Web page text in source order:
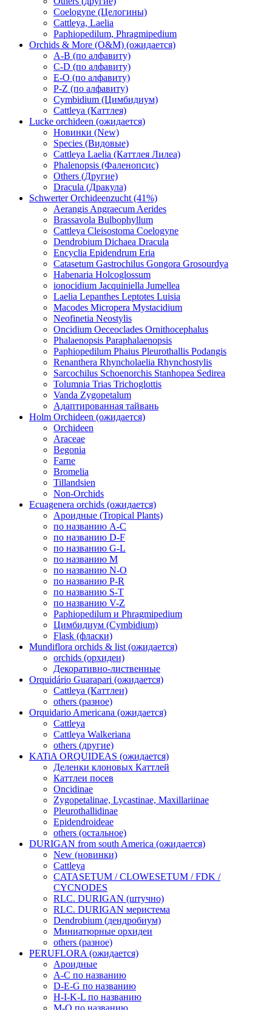
Coelogyne (Целогины)
Cattleya, Laelia
Paphiopedilum, Phragmipedium
Orchids & More (O&M) (ожидается)
A-B (по алфавиту)
C-D (по алфавиту)
E-O (по алфавиту)
P-Z (по алфавиту)
Cymbidium (Цимбидиум)
Cattleya (Каттлея)
Lucke orchideen (ожидается)
Новинки (New)
Species (Видовые)
Cattleya Laelia (Каттлея Лилеа)
Phalenopsis (Фаленопсис)
Others (Другие)
Dracula (Дракула)
Schwerter Orchideenzucht (41%)
Aerangis Angraecum Aerides
Brassavola Bulbophyllum
Cattleya Cleisostoma Coelogyne
Dendrobium Dichaea Dracula
Encyclia Epidendrum Eria
Catasetum Gastrochilus Gongora Grosourdya
Habenaria Holcoglossum
ionocidium Jacquiniella Jumellea
Laelia Lepanthes Leptotes Luisia
Macodes Micropera Mystacidium
Neofinetia Neostylis
Oncidium Oeceoclades Ornithocephalus
Phalaenopsis Paraphalaenopsis
Paphiopedilum Phaius Pleurothallis Podangis
Renanthera Rhyncholaelia Rhynchostylis
Sarcochilus Schoenorchis Stanhopea Sedirea
Tolumnia Trias Trichoglottis
Vanda Zygopetalum
Адаптированная тайвань
Holm Orchideen (ожидается)
Orchideen
Araceae
Begonia
Farne
Bromelia
Tillandsien
Non-Orchids
Ecuagenera orchids (ожидается)
Ароидные (Tropical Plants)
по названию A-C
по названию D-F
по названию G-L
по названию M
по названию N-O
по названию P-R
по названию S-T
по названию V-Z
Paphiopedilum и Phragmipedium
Цимбидиум (Cymbidium)
Flask (фласки)
Mundiflora orchids & list (ожидается)
orchids (орхидеи)
Декоративно-лиственные
Orquidário Guarapari (ожидается)
Cattleya (Каттлеи)
others (разное)
Orquidario Americana (ожидается)
Cattleya
Cattleya Walkeriana
others (другие)
KATiA ORQUIDEAS (ожидается)
Деленки клоновых Каттлей
Каттлеи посев
Oncidinae
Zygopetalinae, Lycastinae, Maxillariinae
Pleurothallidinae
Epidendroideae
others (остальное)
DURIGAN from south America (ожидается)
New (новинки)
Cattleya
CATASETUM / CLOWESETUM / FDK /
CYCNODES
RLC. DURIGAN (штучно)
RLC. DURIGAN меристема
Dendrobium (дендробиум)
Миниатюрные орхидеи
others (разное)
PERUFLORA (ожидается)
Ароидные
A-C по названию
D-E-G по названию
H-I-K-L по названию